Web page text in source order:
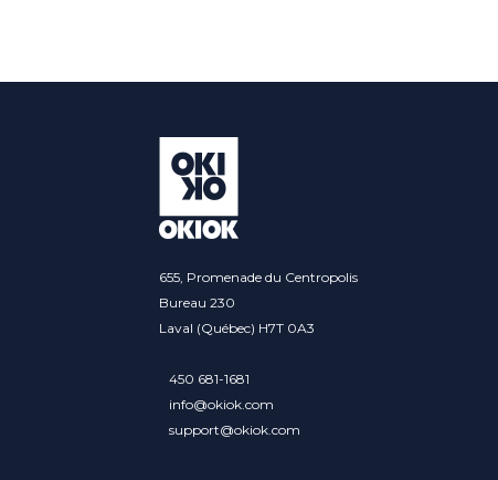
655, Promenade du Centropolis
Bureau 230
Laval (Québec) H7T 0A3
450 681-1681
info@okiok.com
support@okiok.com